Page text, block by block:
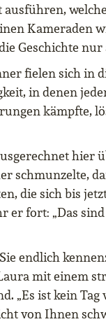
Kameraden
Geschichte nur
fielen sich in
in denen
kämpfte,
hier
schmunzelte,
die sich bis
er fort: „Das
endlich
mit einem
„Es ist kein Tag
von Ihnen